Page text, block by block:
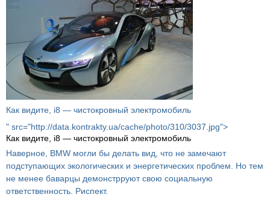
Как видите, i8 — чистокровный электромобиль
" src="http://data.kontrakty.ua/cache/photo/310/3037.jpg">
Как видите, i8 — чистокровный электромобиль
Наверное, BMW могли бы делать вид, что не замечают
подступающих экологических и энергетических проблем. Но тем
не менее баварцы демонстрруют свою социальную
ответственность. Риспект.